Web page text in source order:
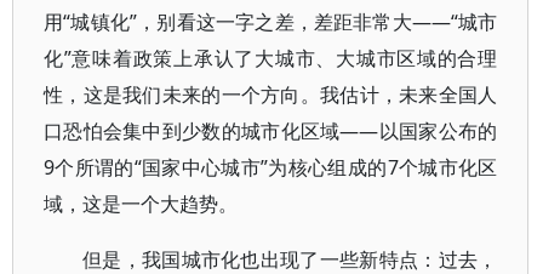
用“城镇化”，别看这一字之差，差距非常大——“城市
化”意味着政策上承认了大城市、大城市区域的合理
性，这是我们未来的一个方向。我估计，未来全国人
口恐怕会集中到少数的城市化区域——以国家公布的
9个所谓的“国家中心城市”为核心组成的7个城市化区
域，这是一个大趋势。
但是，我国城市化也出现了一些新特点：过去，